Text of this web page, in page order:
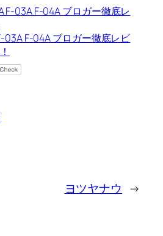
03A F-04A ブロガー徹底レビ
ヨツヤナウ →